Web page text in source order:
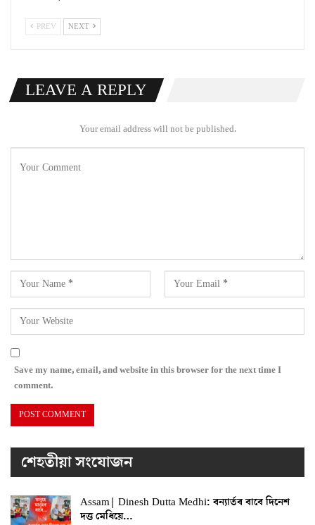
PREV NEXT
LEAVE A REPLY
Your email address will not be published.
Save my name, email, and website in this browser for the next time I
comment.
শেহতীয়া সংযোজন
Assam| Dinesh Dutta Medhi: বন্যাৰ্তৰ বাবে দিনেশ
দত্ত মেধিয়ে…